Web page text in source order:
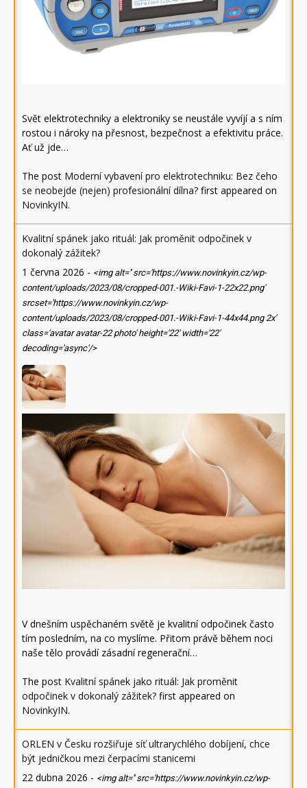
Svět elektrotechniky a elektroniky se neustále vyvíjí a s ním
rostou i nároky na přesnost, bezpečnost a efektivitu práce.
Ať už jde…
The post Moderní vybavení pro elektrotechniku: Bez čeho
se neobejde (nejen) profesionální dílna? first appeared on
NovinkyIN.
Kvalitní spánek jako rituál: Jak proměnit odpočinek v
dokonalý zážitek?
1 června 2026 - <img alt='' src='https://www.novinkyin.cz/wp-
content/uploads/2023/08/cropped-001.-Wiki-Favi-1-22x22.png'
srcset='https://www.novinkyin.cz/wp-
content/uploads/2023/08/cropped-001.-Wiki-Favi-1-44x44.png 2x'
class='avatar avatar-22 photo' height='22' width='22'
decoding='async'/>
V dnešním uspěchaném světě je kvalitní odpočinek často
tím posledním, na co myslíme. Přitom právě během noci
naše tělo provádí zásadní regenerační…
The post Kvalitní spánek jako rituál: Jak proměnit
odpočinek v dokonalý zážitek? first appeared on
NovinkyIN.
ORLEN v Česku rozšiřuje síť ultrarychlého dobíjení, chce
být jedničkou mezi čerpacími stanicemi
22 dubna 2026 - <img alt='' src='https://www.novinkyin.cz/wp-